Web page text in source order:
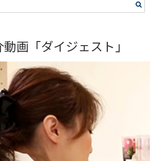
画「ダイジェスト」